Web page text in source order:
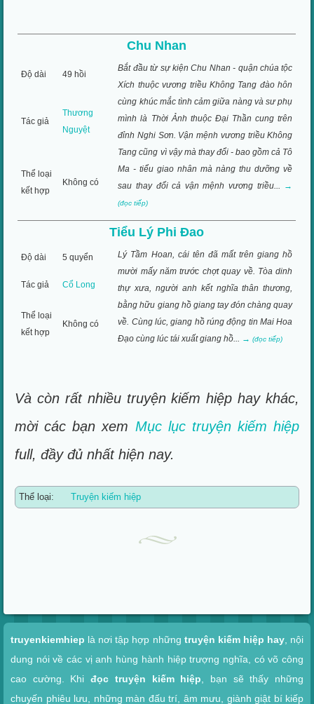
Chu Nhan
Độ dài 49 hồi
Bắt đầu từ sự kiện Chu Nhan - quận chúa tộc
Xích thuộc vương triều Không Tang đào hôn
cùng khúc mắc tình cảm giữa nàng và sư phụ
mình là Thời Ảnh thuộc Đại Thần cung trên
đỉnh Nghi Sơn. Vận mệnh vương triều Không
Tang cũng vì vậy mà thay đổi - bao gồm cả Tô
Ma - tiểu giao nhân mà nàng thu dưỡng về
sau thay đổi cả vận mệnh vương triều... →
(đọc tiếp)
Tác giả
Thương
Nguyệt
Thể loại
kết hợp
Không có
Tiểu Lý Phi Đao
Độ dài 5 quyển
Lý Tầm Hoan, cái tên đã mất trên giang hồ
mười mấy năm trước chợt quay về. Tòa dinh
thự xưa, người anh kết nghĩa thân thương,
bằng hữu giang hồ giang tay đón chàng quay
về. Cùng lúc, giang hồ rúng động tin Mai Hoa
Đạo cùng lúc tái xuất giang hồ... →(đọc tiếp)
Tác giả Cổ Long
Thể loại
kết hợp
Không có
Và còn rất nhiều truyện kiếm hiệp hay khác,
mời các bạn xem Mục lục truyện kiếm hiệp
full, đầy đủ nhất hiện nay.
Thể loại: Truyện kiếm hiệp
truyenkiemhiep là nơi tập hợp những truyện kiếm hiệp hay, nội
dung nói về các vị anh hùng hành hiệp trượng nghĩa, có võ công
cao cường. Khiđọc truyện kiếm hiệp , bạn sẽ thấy những
chuyến phiêu lưu, những màn đấu trí, âm mưu, giành giật bí kiếp